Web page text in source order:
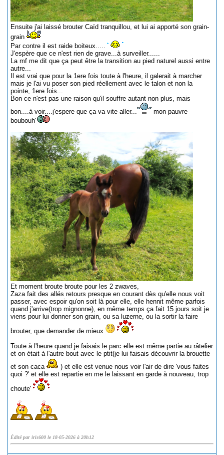
Ensuite j'ai laissé brouter Caïd tranquillou, et lui ai apporté son grain-
grain
Par contre il est raide boiteux.....
J'espère que ce n'est rien de grave...à surveiller......
La mf me dit que ça peut être la transition au pied naturel aussi entre
autre...
Il est vrai que pour la 1ere fois toute à l'heure, il galerait à marcher
mais je l'ai vu poser son pied réellement avec le talon et non la
pointe, 1ere fois...
Bon ce n'est pas une raison qu'il souffre autant non plus, mais
bon....à voir....j'espere que ça va vite aller...
mon pauvre
boubouh'
Et moment broute broute pour les 2 zwaves,
Zaza fait des allés retours presque en courant dès qu'elle nous voit
passer, avec espoir qu'on soit là pour elle, elle hennit même parfois
quand j'arrive(trop mignonne), en même temps ça fait 15 jours soit je
viens pour lui donner son grain, ou sa luzerne, ou la sortir la faire
brouter, que demander de mieux
Toute à l'heure quand je faisais le parc elle est même partie au râtelier
et on était à l'autre bout avec le ptit(je lui faisais découvrir la brouette
et son caca
) et elle est venue nous voir l'air de dire 'vous faites
quoi ?' et elle est repartie en me le laissant en garde à nouveau, trop
choute'
Édité par iris600 le 18-05-2026 à 20h12